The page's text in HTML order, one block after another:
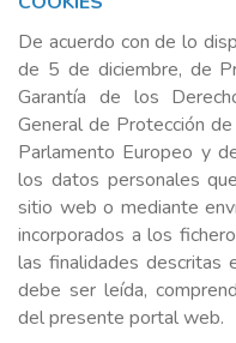
De acuerdo con de lo
de 5 de diciembre, de
Garantía de los
General de Protección
Parlamento Europeo y
los datos personales
sitio web o mediante
incorporados a los
las finalidades descritas
debe ser leída,
del presente portal web.